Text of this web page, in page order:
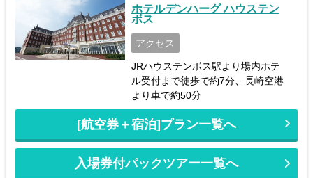
ホテルデンハーグ ハウステン
ボス
アクセス
JRハウステンボス駅より場内ホテ
ル受付まで徒歩で約7分、長崎空港
より車で約50分
[航空券＋宿泊]プラン一覧へ
入場券付パックツアー一覧へ